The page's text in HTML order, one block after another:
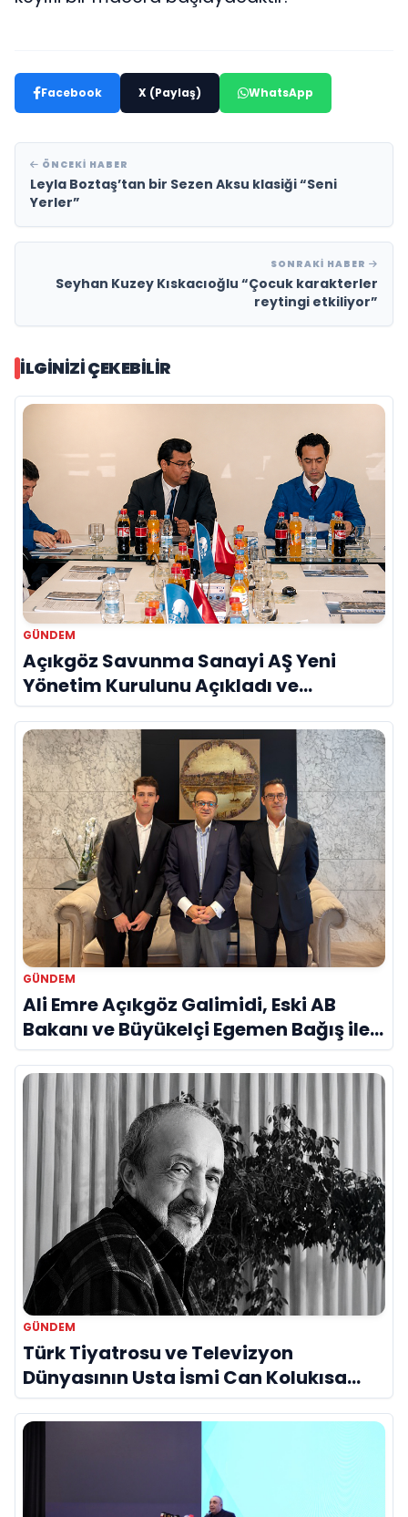
Facebook X (Paylaş) WhatsApp
ÖNCEKI HABER
Leyla Boztaş’tan bir Sezen Aksu klasiği “Seni
Yerler”
SONRAKI HABER
Seyhan Kuzey Kıskacıoğlu “Çocuk karakterler
reytingi etkiliyor”
İLGINIZI ÇEKEBILIR
GÜNDEM
Açıkgöz Savunma Sanayi AŞ Yeni
Yönetim Kurulunu Açıkladı ve
Savunma Sanayinde Küresel Vizyon
Vurgusu
GÜNDEM
Ali Emre Açıkgöz Galimidi, Eski AB
Bakanı ve Büyükelçi Egemen Bağış ile
Bir Araya Geldi
GÜNDEM
Türk Tiyatrosu ve Televizyon
Dünyasının Usta İsmi Can Kolukısa
Hayatını Kaybetti